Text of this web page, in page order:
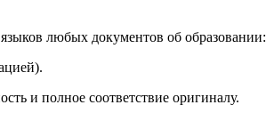
любых документов об образовании:
и полное соответствие оригиналу.